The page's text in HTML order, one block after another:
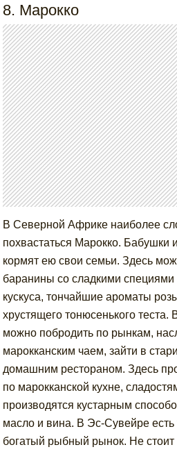
8. Марокко
В Северной Африке наиболее
похвастаться Марокко. Бабушки
кормят ею свои семьи. Здесь
баранины со сладкими
кускуса, тончайшие ароматы
хрустящего тонюсенького
можно побродить по рынкам,
марокканским чаем, зайти в
домашним рестораном. Здесь
по марокканской кухне,
производятся кустарным
масло и вина. В Эс-Сувейре
богатый рыбный рынок. Не стоит